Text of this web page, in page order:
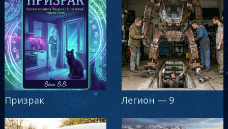
Призрак Легион — 9